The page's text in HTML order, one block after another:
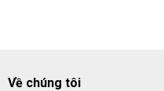
Về chúng tôi